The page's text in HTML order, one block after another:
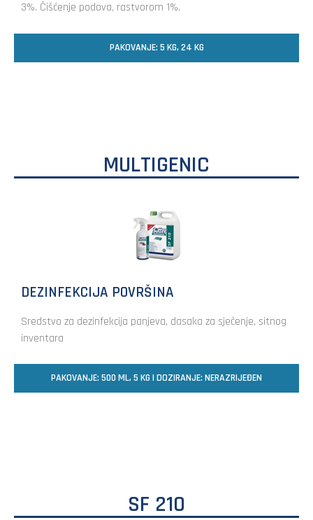
3%. Čišćenje podova, rastvorom 1%.
PAKOVANJE: 5 KG, 24 KG
MULTIGENIC
DEZINFEKCIJA POVRŠINA
Sredstvo za dezinfekcija panjeva, dasaka za sječenje, sitnog
inventara
PAKOVANJE: 500 ML, 5 KG | DOZIRANJE: NERAZRIJEĐEN
SF 210